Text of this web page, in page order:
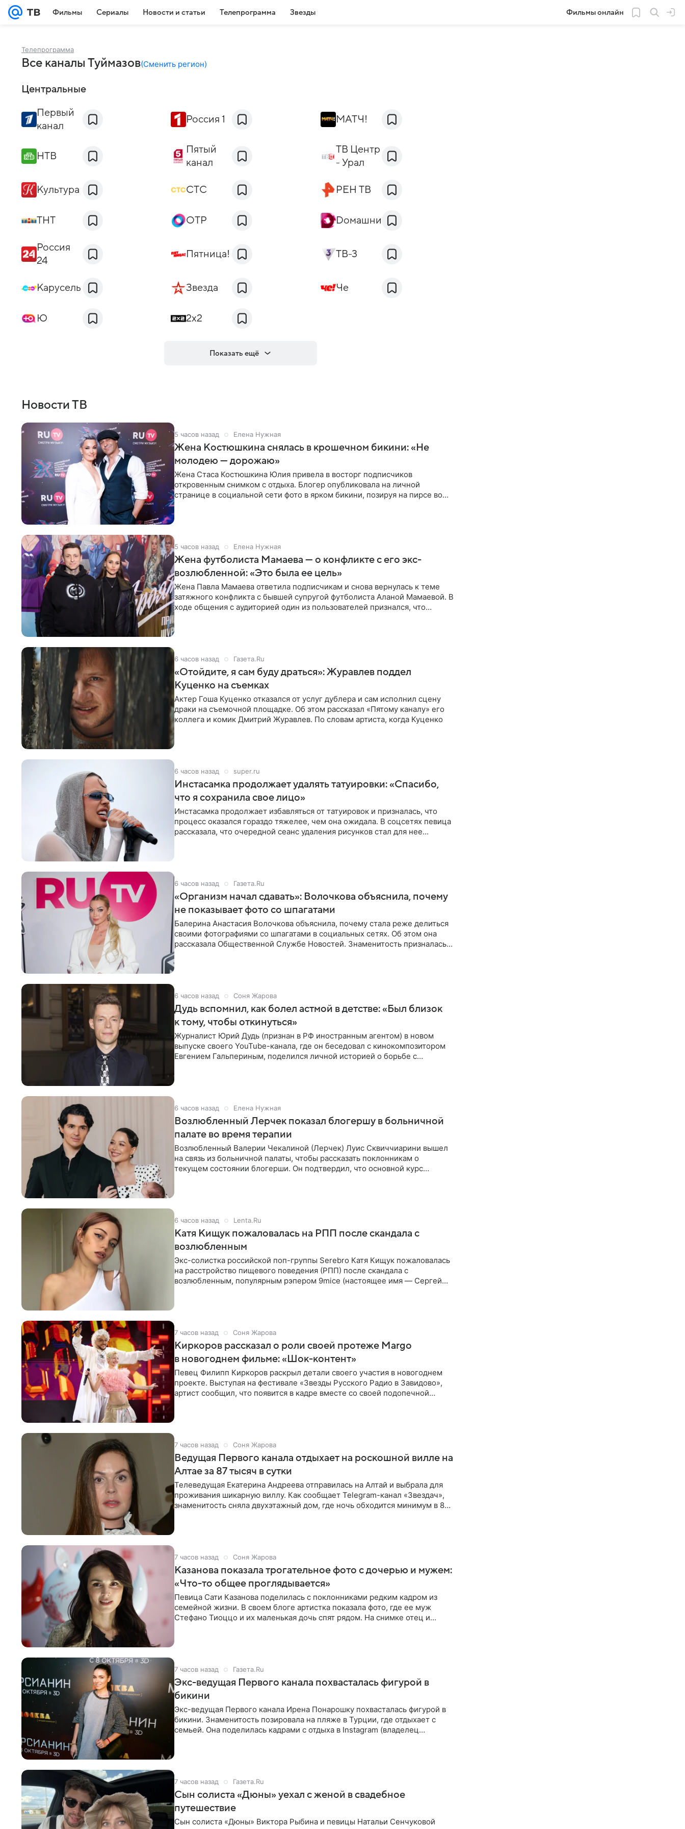
Фильмы Сериалы Новости и статьи Телепрограмма Звезды Фильмы онлайн
Телепрограмма
Все каналы Туймазов(Сменить регион)
Центральные
Первый
канал
Россия 1 МАТЧ!
НТВ
Пятый
канал
ТВ Центр
- Урал
Культура СТС РЕН ТВ
ТНТ ОТР Dомашний
Россия
24
Пятница! ТВ-3
Карусель Звезда Че
Ю 2x2
Показать ещё
Новости ТВ
5 часов назад Елена Нужная
Жена Костюшкина снялась в крошечном бикини: «Не
молодею — дорожаю»
Жена Стаса Костюшкина Юлия привела в восторг подписчиков
откровенным снимком с отдыха. Блогер опубликовала на личной
странице в социальной сети фото в ярком бикини, позируя на пирсе во
5 часов назад Елена Нужная
Жена футболиста Мамаева — о конфликте с его экс-
возлюбленной: «Это была ее цель»
Жена Павла Мамаева ответила подписчикам и снова вернулась к теме
затяжного конфликта с бывшей супругой футболиста Аланой Мамаевой. В
ходе общения с аудиторией один из пользователей признался, что
6 часов назад Газета.Ru
«Отойдите, я сам буду драться»: Журавлев поддел
Куценко на съемках
Актер Гоша Куценко отказался от услуг дублера и сам исполнил сцену
драки на съемочной площадке. Об этом рассказал «Пятому каналу» его
коллега и комик Дмитрий Журавлев. По словам артиста, когда Куценко
6 часов назад super.ru
Инстасамка продолжает удалять татуировки: «Спасибо,
что я сохранила свое лицо»
Инстасамка продолжает избавляться от татуировок и призналась, что
процесс оказался гораздо тяжелее, чем она ожидала. В соцсетях певица
рассказала, что очередной сеанс удаления рисунков стал для нее
6 часов назад Газета.Ru
«Организм начал сдавать»: Волочкова объяснила, почему
не показывает фото со шпагатами
Балерина Анастасия Волочкова объяснила, почему стала реже делиться
своими фотографиями со шпагатами в социальных сетях. Об этом она
рассказала Общественной Службе Новостей. Знаменитость призналась,
6 часов назад Соня Жарова
Дудь вспомнил, как болел астмой в детстве: «Был близок
к тому, чтобы откинуться»
Журналист Юрий Дудь (признан в РФ иностранным агентом) в новом
выпуске своего YouTube-канала, где он беседовал с кинокомпозитором
Евгением Гальпериным, поделился личной историей о борьбе с
6 часов назад Елена Нужная
Возлюбленный Лерчек показал блогершу в больничной
палате во время терапии
Возлюбленный Валерии Чекалиной (Лерчек) Луис Сквиччиарини вышел
на связь из больничной палаты, чтобы рассказать поклонникам о
текущем состоянии блогерши. Он подтвердил, что основной курс
6 часов назад Lenta.Ru
Катя Кищук пожаловалась на РПП после скандала с
возлюбленным
Экс-солистка российской поп-группы Serebro Катя Кищук пожаловалась
на расстройство пищевого поведения (РПП) после скандала с
возлюбленным, популярным рэпером 9mice (настоящее имя — Сергей
7 часов назад Соня Жарова
Киркоров рассказал о роли своей протеже Margo
в новогоднем фильме: «Шок-контент»
Певец Филипп Киркоров раскрыл детали своего участия в новогоднем
проекте. Выступая на фестивале «Звезды Русского Радио в Завидово»,
артист сообщил, что появится в кадре вместе со своей подопечной
7 часов назад Соня Жарова
Ведущая Первого канала отдыхает на роскошной вилле на
Алтае за 87 тысяч в сутки
Телеведущая Екатерина Андреева отправилась на Алтай и выбрала для
проживания шикарную виллу. Как сообщает Telegram-канал «Звездач»,
знаменитость сняла двухэтажный дом, где ночь обходится минимум в 87
7 часов назад Соня Жарова
Казанова показала трогательное фото с дочерью и мужем:
«Что-то общее проглядывается»
Певица Сати Казанова поделилась с поклонниками редким кадром из
семейной жизни. В своем блоге артистка показала фото, где ее муж
Стефано Тиоццо и их маленькая дочь спят рядом. На снимке отец и
7 часов назад Газета.Ru
Экс-ведущая Первого канала похвасталась фигурой в
бикини
Экс-ведущая Первого канала Ирена Понарошку похвасталась фигурой в
бикини. Знаменитость позировала на пляже в Турции, где отдыхает с
семьей. Она поделилась кадрами с отдыха в Instagram (владелец
7 часов назад Газета.Ru
Сын солиста «Дюны» уехал с женой в свадебное
путешествие
Сын солиста «Дюны» Виктора Рыбина и певицы Натальи Сенчуковой